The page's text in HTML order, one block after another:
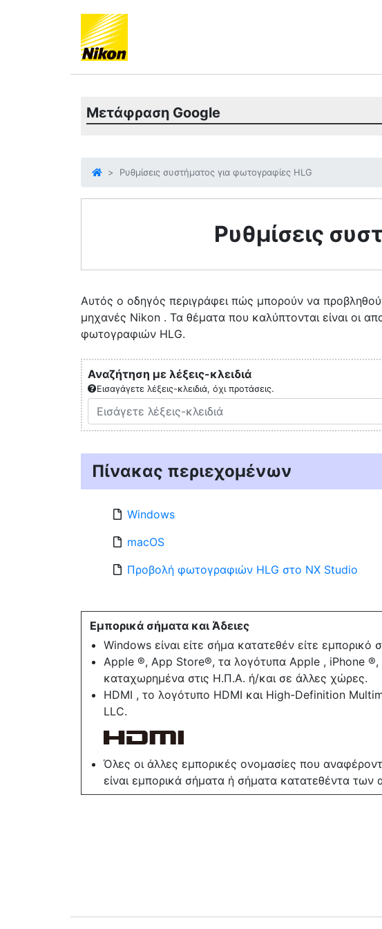
Μετάφραση Google
Ρυθμίσεις συστήματος για φωτογραφίες HLG
Ρυθμίσεις
Αυτός ο οδηγός περιγράφει πώς μπορούν να
μηχανές Nikon . Τα θέματα που καλύπτονται είναι οι
φωτογραφιών HLG.
Αναζήτηση με λέξεις-κλειδιά
Εισαγάγετε λέξεις-κλειδιά, όχι προτάσεις.
Πίνακας περιεχομένων
Windows
macOS
Προβολή φωτογραφιών HLG στο NX Studio
Εμπορικά σήματα και Άδειες
Windows είναι είτε σήμα κατατεθέν είτε
Apple ®, App Store®, τα λογότυπα Apple , iPhone ®,
καταχωρημένα στις Η.Π.Α. ή/και σε άλλες χώρες.
HDMI , το λογότυπο HDMI και High-Definition
LLC.
Όλες οι άλλες εμπορικές ονομασίες που
είναι εμπορικά σήματα ή σήματα κατατεθέντα των